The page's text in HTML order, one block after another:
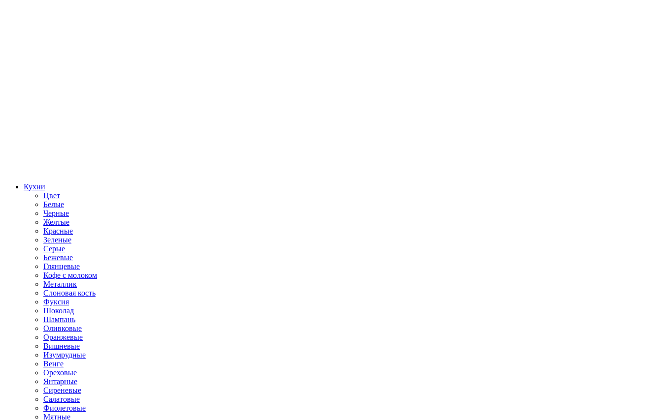
Кухни
Цвет
Белые
Черные
Желтые
Красные
Зеленые
Серые
Бежевые
Глянцевые
Кофе с молоком
Металлик
Слоновая кость
Фуксия
Шоколад
Шампань
Оливковые
Оранжевые
Вишневые
Изумрудные
Венге
Ореховые
Янтарные
Сиреневые
Салатовые
Фиолетовые
Мятные